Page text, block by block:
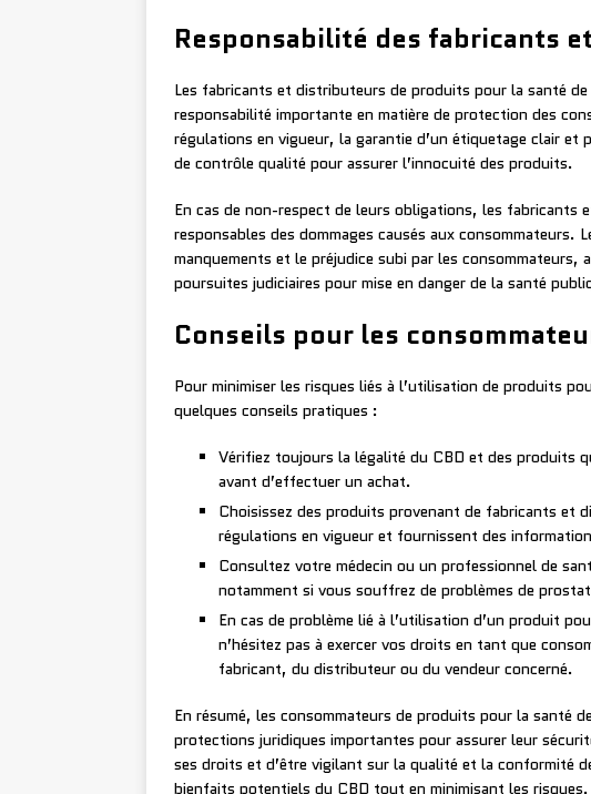
Responsabilité des fabricants
Les fabricants et distributeurs de produits pour la santé
responsabilité importante en matière de protection des
régulations en vigueur, la garantie d’un étiquetage clair et
de contrôle qualité pour assurer l’innocuité des produits.
En cas de non-respect de leurs obligations, les
responsables des dommages causés aux consommateurs.
manquements et le préjudice subi par les consommateurs,
poursuites judiciaires pour mise en danger de la santé
Conseils pour les
Pour minimiser les risques liés à l’utilisation de produits
quelques conseils pratiques :
Vérifiez toujours la légalité du CBD et des produits
avant d’effectuer un achat.
Choisissez des produits provenant de fabricants et
régulations en vigueur et fournissent des
Consultez votre médecin ou un professionnel de
notamment si vous souffrez de problèmes de
En cas de problème lié à l’utilisation d’un produit
n’hésitez pas à exercer vos droits en tant que
fabricant, du distributeur ou du vendeur concerné.
En résumé, les consommateurs de produits pour la santé
protections juridiques importantes pour assurer leur
ses droits et d’être vigilant sur la qualité et la conformité
bienfaits potentiels du CBD tout en minimisant les risques.